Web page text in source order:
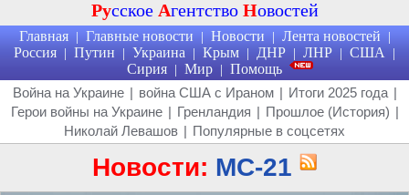
Русское Агентство Новостей
Главная | Главные новости | Новости | Лента новостей |
Россия | Путин | Украина | Крым | ДНР | ЛНР | США |
Сирия | Мир | Помощь
Война на Украине | война США с Ираном | Итоги 2025 года |
Герои войны на Украине | Гренландия | Прошлое (История) |
Николай Левашов | Популярные в соцсетях
Новости: МС-21